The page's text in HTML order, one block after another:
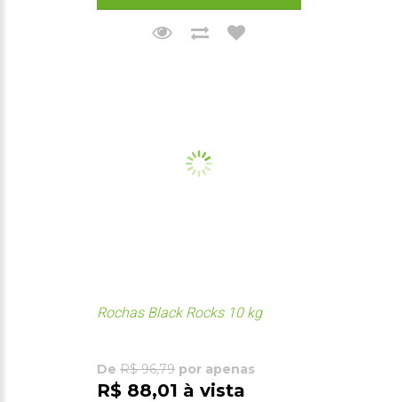
Rochas Black Rocks 10 kg
De R$ 96,79 por apenas
R$ 88,01 à vista